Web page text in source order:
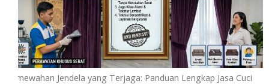
Kemewahan Jendela yang Terjaga: Panduan Lengkap Jasa Cuci